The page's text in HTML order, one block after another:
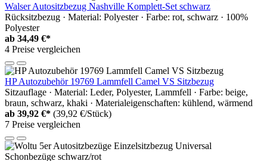
Walser Autositzbezug Nashville Komplett-Set schwarz
Rücksitzbezug · Material: Polyester · Farbe: rot, schwarz · 100%
Polyester
ab 34,49 €*
4 Preise vergleichen
HP Autozubehör 19769 Lammfell Camel VS Sitzbezug
Sitzauflage · Material: Leder, Polyester, Lammfell · Farbe: beige,
braun, schwarz, khaki · Materialeigenschaften: kühlend, wärmend
ab 39,92 €* (39,92 €/Stück)
7 Preise vergleichen